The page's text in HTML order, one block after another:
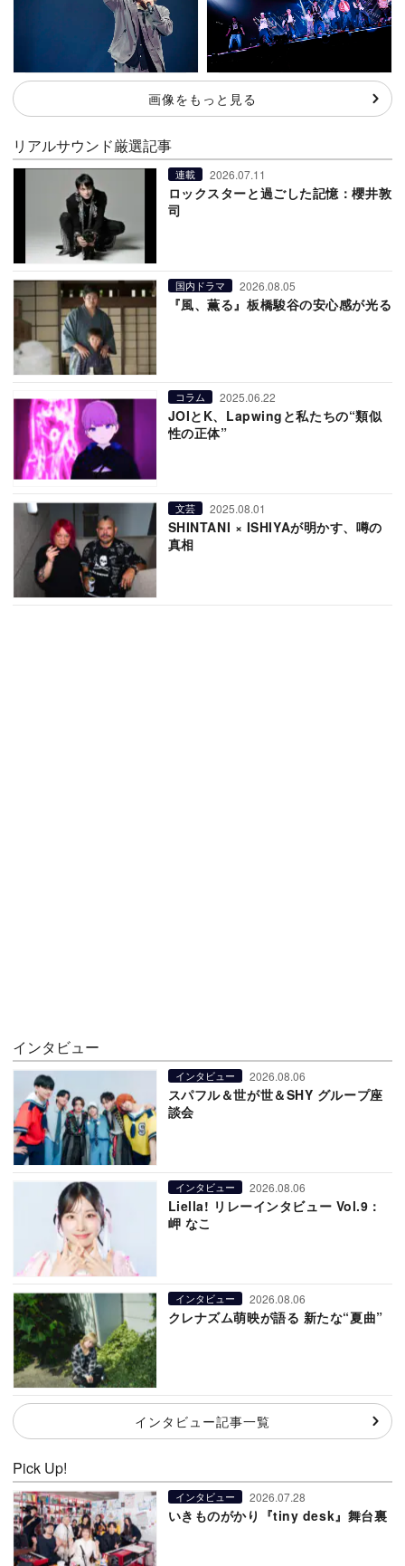
画像をもっと見る
リアルサウンド厳選記事
連載 2026.07.11
ロックスターと過ごした記憶：櫻井敦
司
国内ドラマ 2026.08.05
『風、薫る』板橋駿谷の安心感が光る
コラム 2025.06.22
JOIとK、Lapwingと私たちの“類似
性の正体”
文芸 2025.08.01
SHINTANI × ISHIYAが明かす、噂の
真相
インタビュー
インタビュー 2026.08.06
スパフル＆世が世＆SHY グループ座
談会
インタビュー 2026.08.06
Liella! リレーインタビュー Vol.9：
岬 なこ
インタビュー 2026.08.06
クレナズム萌映が語る 新たな“夏曲”
インタビュー記事一覧
Pick Up!
インタビュー 2026.07.28
いきものがかり『tiny desk』舞台裏